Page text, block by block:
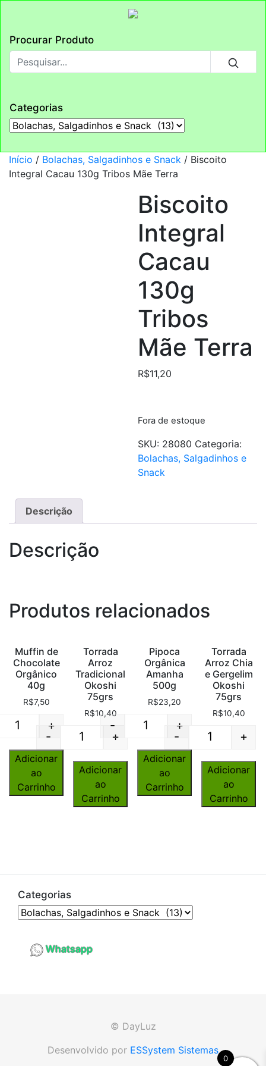
Procurar Produto
Categorias
Início / Bolachas, Salgadinhos e Snack / Biscoito
Integral Cacau 130g Tribos Mãe Terra
Biscoito
Integral
Cacau
130g
Tribos
Mãe Terra
R$11,20
Fora de estoque
SKU: 28080 Categoria:
Bolachas, Salgadinhos e
Snack
Descrição
Descrição
Produtos relacionados
Muffin de
Chocolate
Orgânico
40g
R$7,50
Quantity+
Adicionar
ao
Carrinho
Torrada
Arroz
Tradicional
Okoshi
75grs
R$10,40
Quantity
- +
Adicionar
ao
Carrinho
Pipoca
Orgânica
Amanha
500g
R$23,20
Quantity
- +
Adicionar
ao
Carrinho
Torrada
Arroz Chia
e Gergelim
Okoshi
75grs
R$10,40
Quantity
- +
Adicionar
ao
Carrinho
Categorias
Whatsapp
© DayLuz
Desenvolvido por ESSystem Sistemas
0